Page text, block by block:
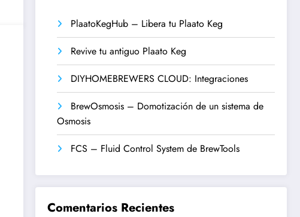
PlaatoKegHub – Libera tu Plaato Keg
Revive tu antiguo Plaato Keg
DIYHOMEBREWERS CLOUD: Integraciones
BrewOsmosis – Domotización de un sistema de
Osmosis
FCS – Fluid Control System de BrewTools
Comentarios Recientes